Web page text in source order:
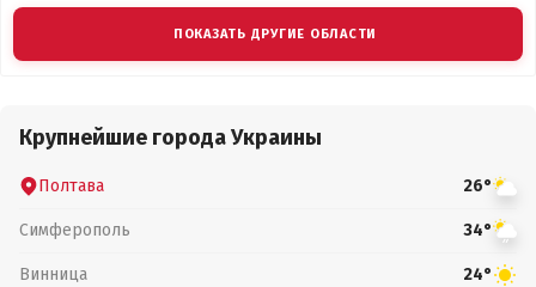
ПОКАЗАТЬ ДРУГИЕ ОБЛАСТИ
Крупнейшие города Украины
Полтава 26°
Симферополь 34°
Винница 24°